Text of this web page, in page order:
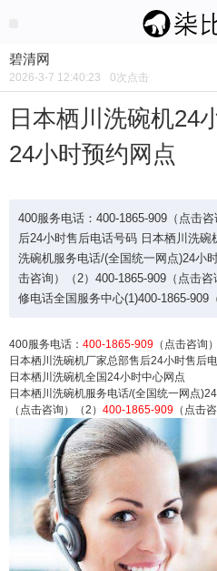
碧清网
2026-3-7 12:40:23 0次点击
日本栖川洗碗机24
24小时预约网点
400服务电话：400-1865-909（点击
后24小时售后电话号码 日本栖川洗碗
洗碗机服务电话/(全国统一网点)24小
击咨询）（2）400-1865-909（点击
修电话全国服务中心(1)400-1865-909
400服务电话： 400-1865-909 （点击咨询）
日本栖川洗碗机厂家总部售后24小时售后
日本栖川洗碗机全国24小时中心网点
日本栖川洗碗机服务电话/(全国统一网点
（点击咨询）（2） 400-1865-909 （点击咨
日本栖川洗碗机24
400服务电话：400-1865-
川洗碗机厂家总部售后24
川洗碗机全国24小时中心
电话/(全国统一网点)24小
-909（点击咨询）（2）
询） 日本栖川洗碗机售后
心(1)400-1865-909（点击...
扫描二维码继续阅读